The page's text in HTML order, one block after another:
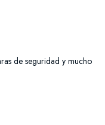
de seguridad y mucho